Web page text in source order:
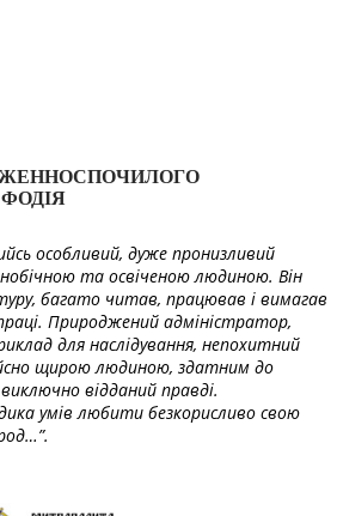
особливий, дуже пронизливий
та освіченою людиною. Він
багато читав, працював і вимагав
Природжений адміністратор,
для наслідування, непохитний
щирою людиною, здатним до
відданий правді.
умів любити безкорисливо свою